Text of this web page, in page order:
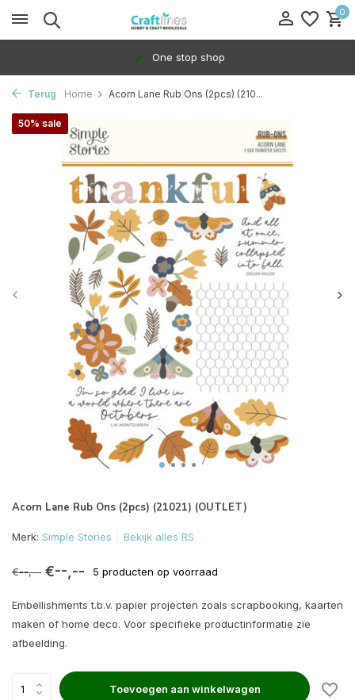
0
One stop shop
Terug Home Acorn Lane Rub Ons (2pcs) (210...
Acorn Lane Rub Ons (2pcs) (21021) (OUTLET)
50% sale
Merk: Simple Stories Bekijk alles RS
€--,-- €--,-- 5 producten op voorraad
Embellishments t.b.v. papier projecten zoals scrapbooking, kaarten
maken of home deco. Voor specifieke productinformatie zie
afbeelding.
Toevoegen aan winkelwagen